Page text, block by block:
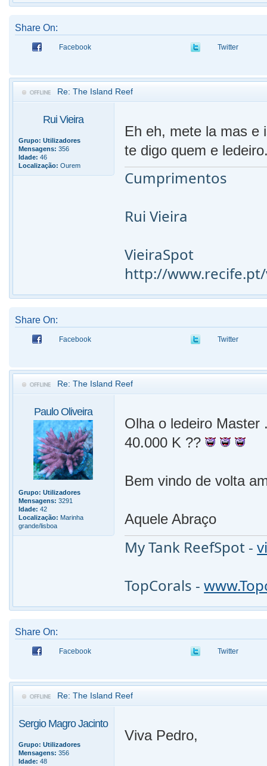
Share On:
Facebook Twitter
Re: The Island Reef
Rui Vieira
Grupo: Utilizadores
Mensagens: 356
Idade: 46
Localização: Ourem
Eh eh, mete la mas e
te digo quem e
Cumprimentos
Rui Vieira
VieiraSpot
http://
Share On:
Facebook Twitter
Re: The Island Reef
Paulo Oliveira
Grupo: Utilizadores
Mensagens: 3291
Idade: 42
Localização: Marinha
grande/lisboa
Olha o ledeiro Master
40.000 K ??
Bem vindo de volta
Aquele Abraço
My Tank ReefSpot -
TopCorals -
Share On:
Facebook Twitter
Re: The Island Reef
Sergio Magro Jacinto
Grupo: Utilizadores
Mensagens: 356
Idade: 48
Viva Pedro,